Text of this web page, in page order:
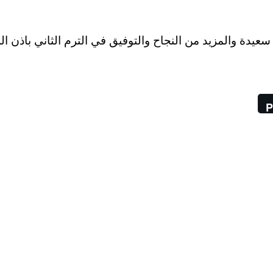
والمزيد من النجاح والتوفيق في الترم الثاني باذن